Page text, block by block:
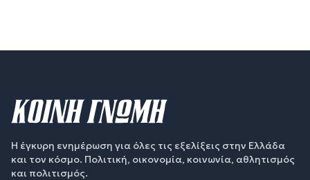
Η έγκυρη ενημέρωση για όλες τις εξελίξεις στην Ελλάδα
και τον κόσμο. Πολιτική, οικονομία, κοινωνία, αθλητισμός
και πολιτισμός.